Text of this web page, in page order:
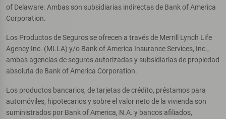
of Delaware. Ambas son subsidiarias indirectas de Bank of America
Corporation.
Los Productos de Seguros se ofrecen a través de Merrill Lynch Life
Agency Inc. (MLLA) y/o Bank of America Insurance Services, Inc.,
ambas agencias de seguros autorizadas y subsidiarias de propiedad
absoluta de Bank of America Corporation.
Los productos bancarios, de tarjetas de crédito, préstamos para
automóviles, hipotecarios y sobre el valor neto de la vivienda son
suministrados por Bank of America, N.A. y bancos afiliados,